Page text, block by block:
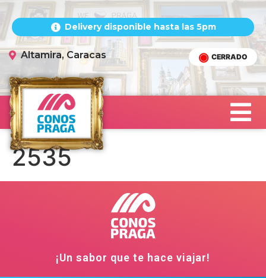
Delivery disponible hasta las 5pm
Altamira, Caracas CERRADO
2535
¡Un sabor que te hace viajar!